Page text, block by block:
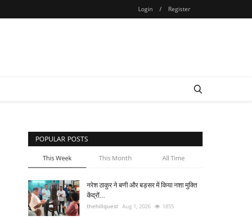
Login / Register
POPULAR POSTS
This Week This Month All Time
नरेश ठाकुर ने बणी और बड़सर में किया नशा मुक्ति
केंद्रों...
thehillquest Aug 1, 2026 1855